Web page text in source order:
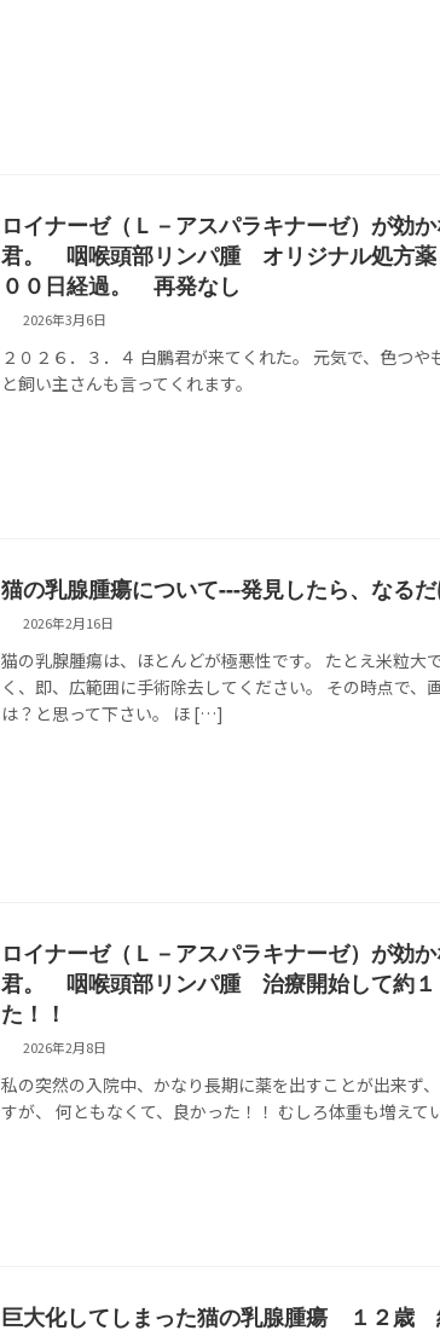
ロイナーゼ（Ｌ－アスパラキナーゼ）が効
君。 咽喉頭部リンパ腫 オリジナル処方薬
００日経過。 再発なし
2026年3月6日
２０２６．３．４ 白鵬君が来てくれた。 元気で、色つ
と飼い主さんも言ってくれます。
猫の乳腺腫瘍について---発見したら、なる
2026年2月16日
猫の乳腺腫瘍は、ほとんどが極悪性です。 たとえ米粒大
く、即、広範囲に手術除去してください。 その時点で
は？と思って下さい。 ほ […]
ロイナーゼ（Ｌ－アスパラキナーゼ）が効
君。 咽喉頭部リンパ腫 治療開始して約
た！！
2026年2月8日
私の突然の入院中、かなり長期に薬を出すことが出来ず
すが、 何ともなくて、良かった！！ むしろ体重も増えて
巨大化してしまった猫の乳腺腫瘍 １２歳